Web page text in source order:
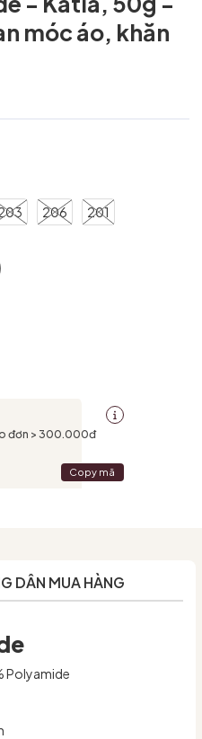
móc áo, khăn
206 201
đơn > 300.000đ
Copy mã
DẪN MUA HÀNG
Polyamide